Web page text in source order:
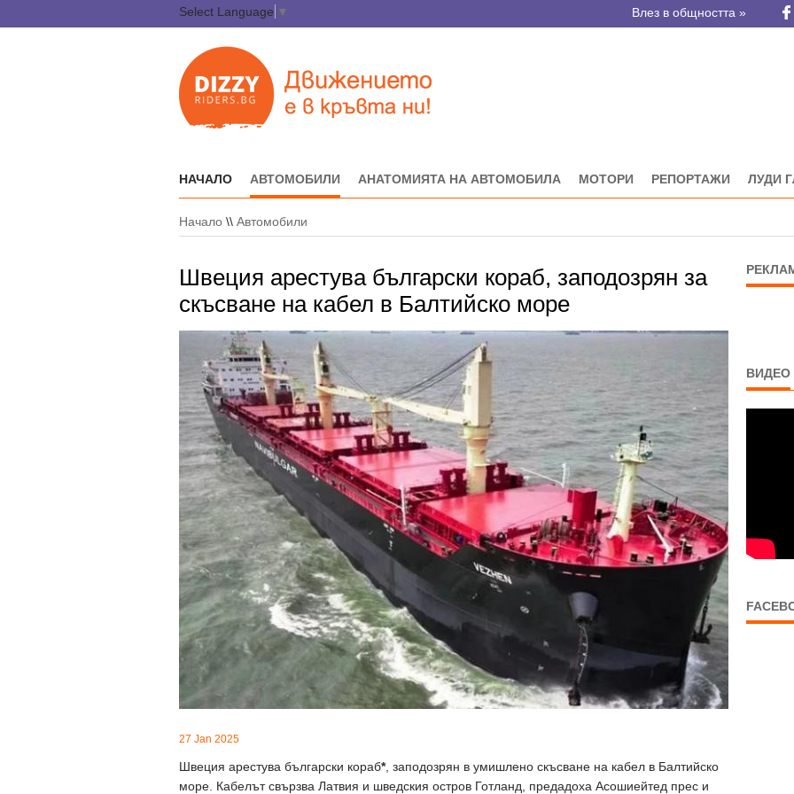
Select Language ▼ Влез в общността »
НАЧАЛО АВТОМОБИЛИ АНАТОМИЯТА НА АВТОМОБИЛА МОТОРИ РЕПОРТАЖИ ЛУДИ
Начало \\ Автомобили
Швеция арестува български кораб, заподозрян за
скъсване на кабел в Балтийско море
27 Jan 2025
Швеция арестува български кораб*, заподозрян в умишлено скъсване на кабел в Балтийско
море. Кабелът свързва Латвия и шведския остров Готланд, предадоха Асошиейтед прес и
ВИДЕО